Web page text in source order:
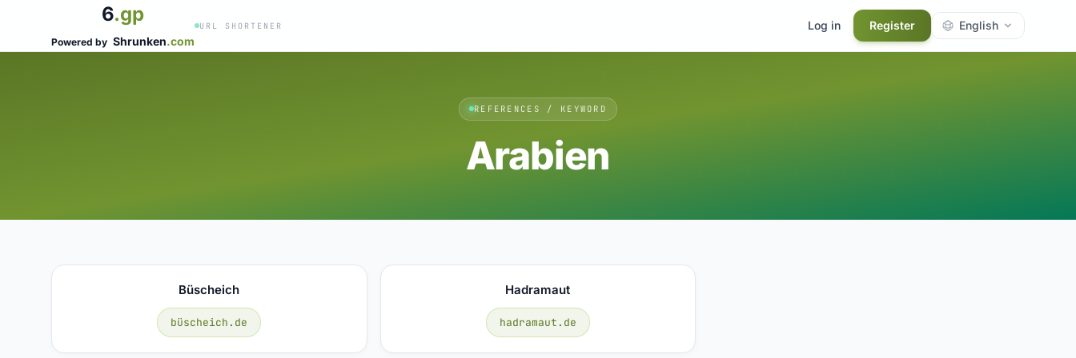
6.gp
Powered by Shrunken.com
URL SHORTENER Log in Register English
REFERENCES / KEYWORD
Arabien
Büscheich
büscheich.de
Hadramaut
hadramaut.de